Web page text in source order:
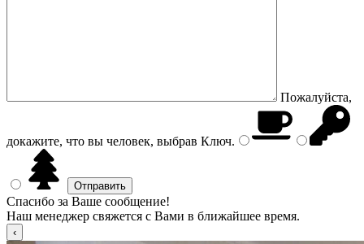
Пожалуйста,
докажите, что вы человек, выбрав Ключ.
Спасибо за Ваше сообщение!
Наш менеджер свяжется с Вами в ближайшее время.